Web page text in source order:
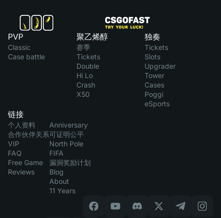
PVP
Classic
Case battle
聚乙烯醇
赛季
Tickets
Double
Hi Lo
Crash
X50
独奏
Tickets
Slots
Upgrader
Tower
Cases
Poggi
eSports
链接
个人资料
合作伙伴关系
VIP
FAQ
Free Game
Reviews
Anniversary
可证明公平
North Pole
FIFA
漏洞奖励计划
Blog
About
11 Years